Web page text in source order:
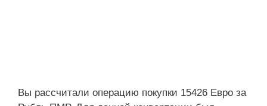
Вы рассчитали операцию покупки 15426 Евро за